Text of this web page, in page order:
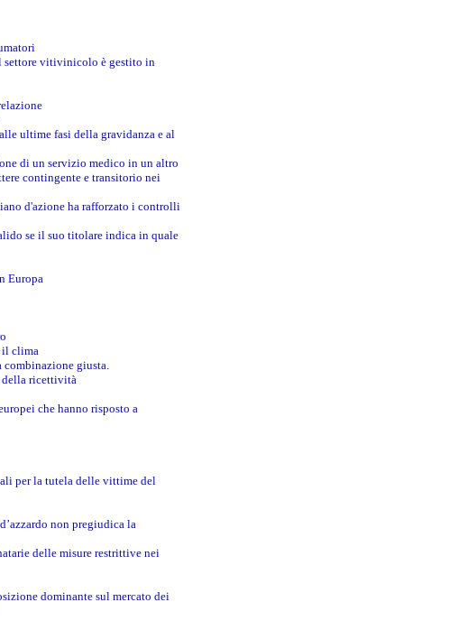
settore vitivinicolo è gestito in
ultime fasi della gravidanza e al
di un servizio medico in un altro
contingente e transitorio nei
d'azione ha rafforzato i controlli
se il suo titolare indica in quale
Europa
il clima
combinazione giusta.
della ricettività
che hanno risposto a
per la tutela delle vittime del
non pregiudica la
delle misure restrittive nei
dominante sul mercato dei